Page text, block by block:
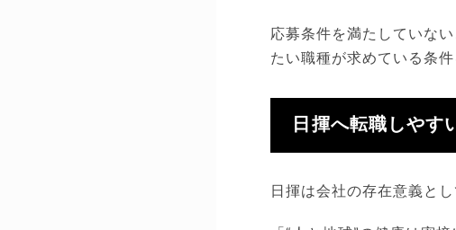
応募条件を満たしていな
たい職種が求めている条
日揮へ転職しやす
日揮は会社の存在意義と